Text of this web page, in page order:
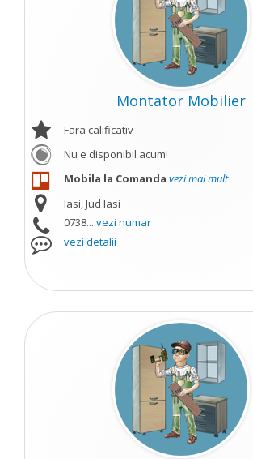
Montator Mobilier
Fara calificativ
Nu e disponibil acum!
Mobila la Comanda vezi mai mult
Iasi, Jud Iasi
0738... vezi numar
vezi detalii